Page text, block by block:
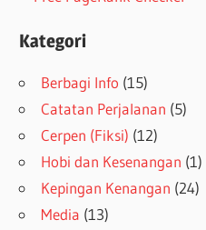
Kategori
Berbagi Info (15)
Catatan Perjalanan (5)
Cerpen (Fiksi) (12)
Hobi dan Kesenangan (1)
Kepingan Kenangan (24)
Media (13)